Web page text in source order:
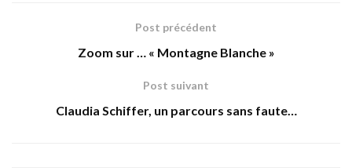
Post précédent
Zoom sur … « Montagne Blanche »
Post suivant
Claudia Schiffer, un parcours sans faute…